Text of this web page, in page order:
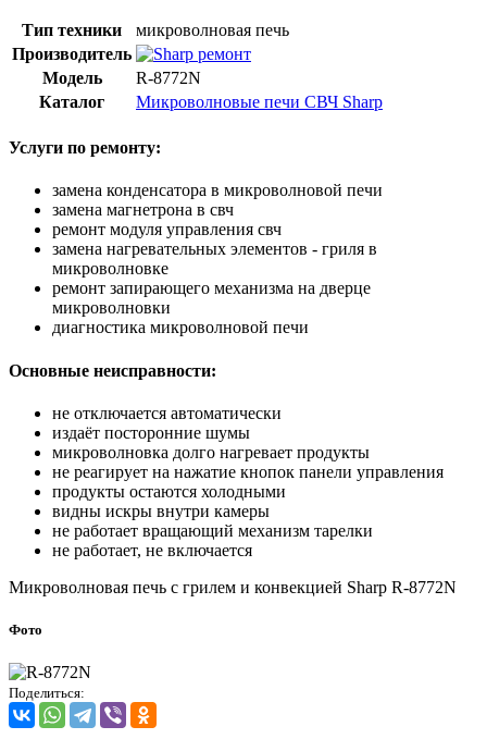
Тип техники
микроволновая печь
Производитель
Модель
R-8772N
Каталог
Микроволновые печи СВЧ Sharp
Услуги по ремонту:
замена конденсатора в микроволновой печи
замена магнетрона в свч
ремонт модуля управления свч
замена нагревательных элементов - гриля в
микроволновке
ремонт запирающего механизма на дверце
микроволновки
диагностика микроволновой печи
Основные неисправности:
не отключается автоматически
издаёт посторонние шумы
микроволновка долго нагревает продукты
не реагирует на нажатие кнопок панели управления
продукты остаются холодными
видны искры внутри камеры
не работает вращающий механизм тарелки
не работает, не включается
Микроволновая печь с грилем и конвекцией Sharp R-8772N
Фото
Поделиться: